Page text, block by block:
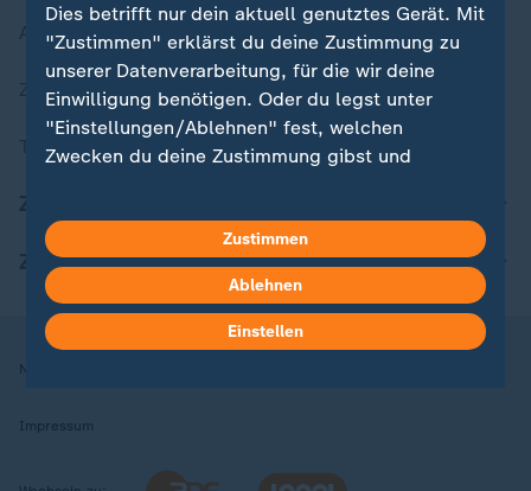
Aktuelle Sendungs-Videos
ZDFheute Stories
Themen im Überblick
ZDFheute Apps
Nutzungsbedingungen
Impressum
Dies betrifft nur dein aktuell genutztes Gerät. Mit
"Zustimmen" erklärst du deine Zustimmung zu
unserer Datenverarbeitung, für die wir deine
Einwilligung benötigen. Oder du legst unter
"Einstellungen/Ablehnen" fest, welchen
Zwecken du deine Zustimmung gibst und
in deinen Einstellungen widerrufen oder ändern.
Hier findest du das Impressum.
Weitere Informationen findest du in unserer
Datenschutzerklärung.
Zustimmen
Ablehnen
Einstellen